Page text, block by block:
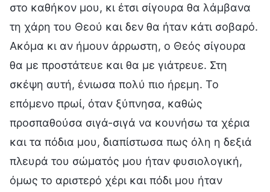
στο καθήκον μου, κι έτσι σίγουρα θα λάμβανα
τη χάρη του Θεού και δεν θα ήταν κάτι σοβαρό.
Ακόμα κι αν ήμουν άρρωστη, ο Θεός σίγουρα
θα με προστάτευε και θα με γιάτρευε. Στη
σκέψη αυτή, ένιωσα πολύ πιο ήρεμη. Το
επόμενο πρωί, όταν ξύπνησα, καθώς
προσπαθούσα σιγά-σιγά να κουνήσω τα χέρια
και τα πόδια μου, διαπίστωσα πως όλη η δεξιά
πλευρά του σώματός μου ήταν φυσιολογική,
όμως το αριστερό χέρι και πόδι μου ήταν